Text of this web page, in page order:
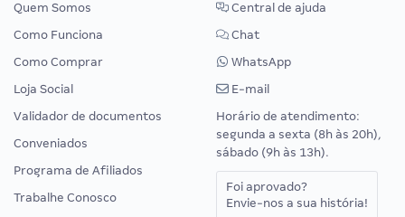
Quem Somos
Como Funciona
Como Comprar
Loja Social
Validador de documentos
Conveniados
Programa de Afiliados
Trabalhe Conosco
Central de ajuda
Chat
WhatsApp
E-mail
Horário de atendimento:
segunda a sexta (8h às 20h),
sábado (9h às 13h).
Foi aprovado?
Envie-nos a sua história!